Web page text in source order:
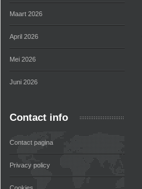
Maart 2026
April 2026
Mei 2026
Juni 2026
Contact info
Contact pagina
Privacy policy